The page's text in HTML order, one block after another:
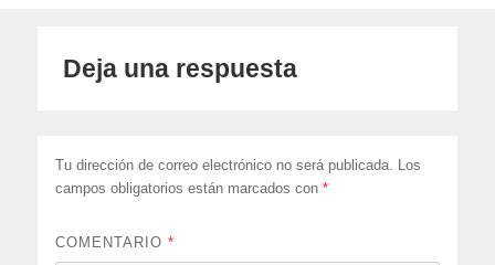
Deja una respuesta
Tu dirección de correo electrónico no será publicada. Los
campos obligatorios están marcados con*
COMENTARIO*